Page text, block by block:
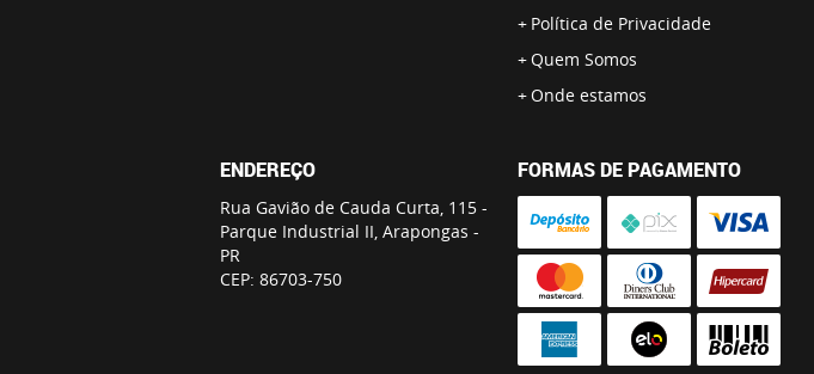
Política de Privacidade
Quem Somos
Onde estamos
ENDEREÇO
Rua Gavião de Cauda Curta, 115 -
Parque Industrial II, Arapongas -
PR
CEP: 86703-750
FORMAS DE PAGAMENTO